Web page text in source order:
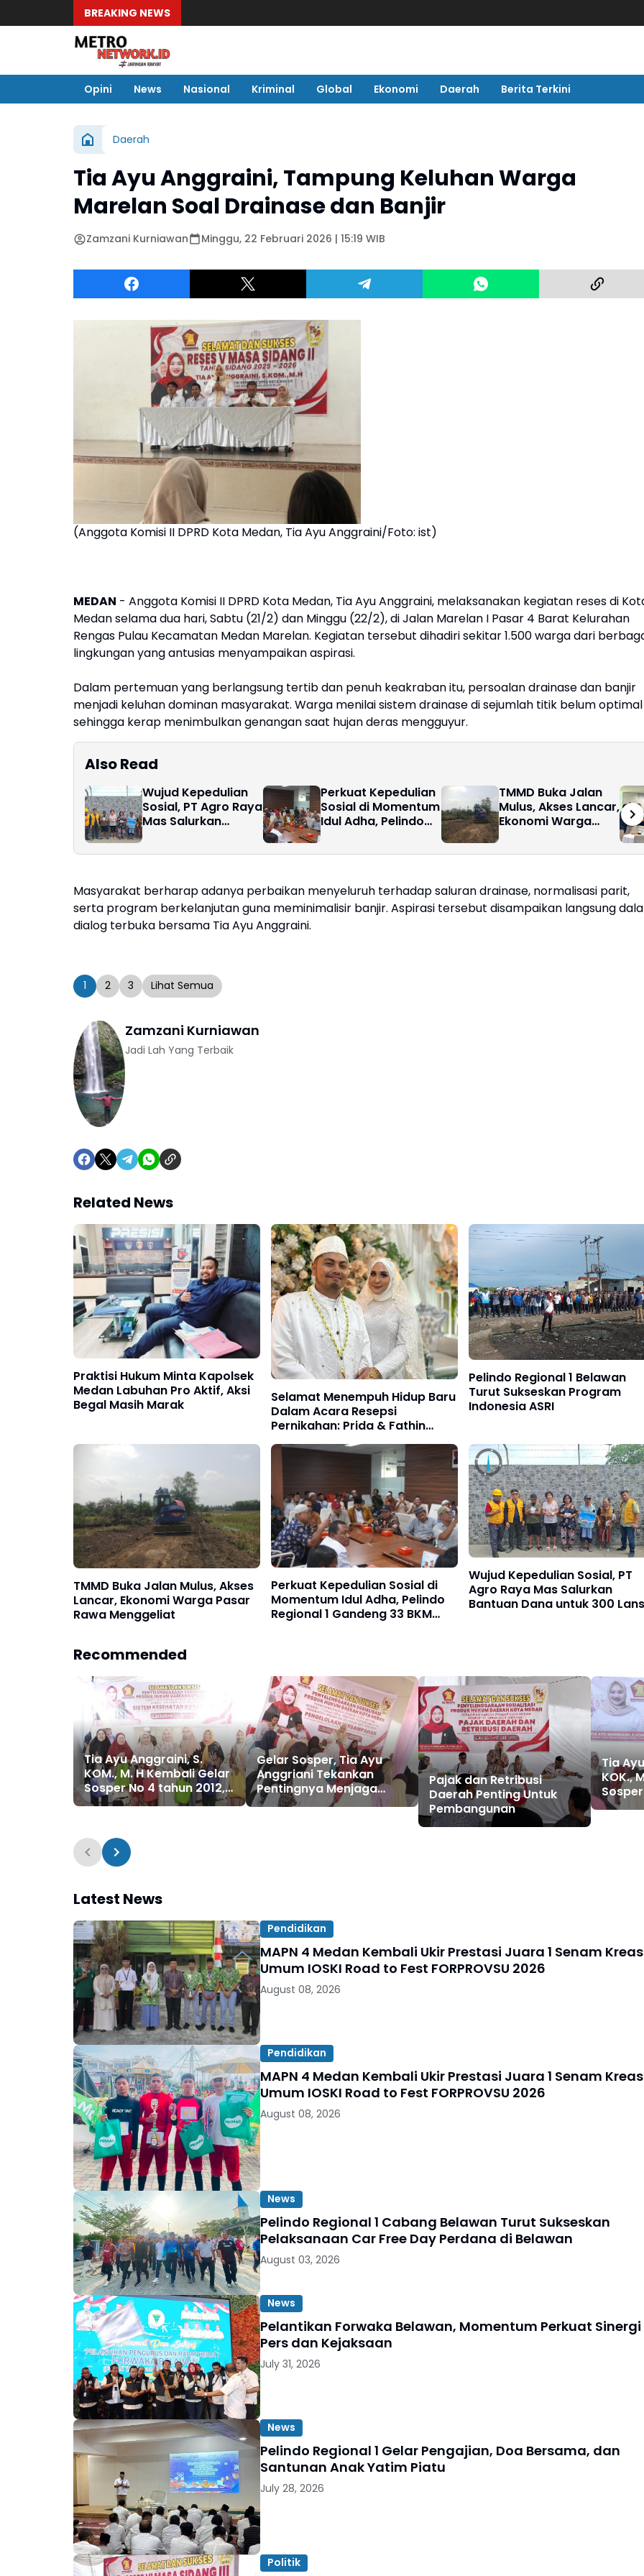
BREAKING NEWS
Opini News Nasional Kriminal Global Ekonomi Daerah Berita Terkini
Daerah
Tia Ayu Anggraini, Tampung Keluhan Warga
Marelan Soal Drainase dan Banjir
Zamzani Kurniawan Minggu, 22 Februari 2026 | 15:19 WIB
(Anggota Komisi II DPRD Kota Medan, Tia Ayu Anggraini/Foto: ist)
MEDAN - Anggota Komisi II DPRD Kota Medan, Tia Ayu Anggraini, melaksanakan kegiatan reses di
Medan selama dua hari, Sabtu (21/2) dan Minggu (22/2), di Jalan Marelan I Pasar 4 Barat Kelurahan
Rengas Pulau Kecamatan Medan Marelan. Kegiatan tersebut dihadiri sekitar 1.500 warga dari
lingkungan yang antusias menyampaikan aspirasi.
Dalam pertemuan yang berlangsung tertib dan penuh keakraban itu, persoalan drainase dan banjir
menjadi keluhan dominan masyarakat. Warga menilai sistem drainase di sejumlah titik belum optimal
sehingga kerap menimbulkan genangan saat hujan deras mengguyur.
Also Read
Wujud Kepedulian
Sosial, PT Agro Raya
Mas Salurkan
Perkuat Kepedulian
Sosial di Momentum
Idul Adha, Pelindo
Hewan Kurban
TMMD Buka Jalan
Mulus, Akses Lancar,
Ekonomi Warga
Masyarakat berharap adanya perbaikan menyeluruh terhadap saluran drainase, normalisasi parit,
serta program berkelanjutan guna meminimalisir banjir. Aspirasi tersebut disampaikan langsung
dialog terbuka bersama Tia Ayu Anggraini.
1 2 3 Lihat Semua
Zamzani Kurniawan
Jadi Lah Yang Terbaik
Related News
Praktisi Hukum Minta Kapolsek
Medan Labuhan Pro Aktif, Aksi
Begal Masih Marak
Selamat Menempuh Hidup Baru
Dalam Acara Resepsi
Pernikahan: Prida & Fathin
Berjalan Dengan Hikmah
Pelindo Regional 1 Belawan
Turut Sukseskan Program
Indonesia ASRI
TMMD Buka Jalan Mulus, Akses
Lancar, Ekonomi Warga Pasar
Rawa Menggeliat
Perkuat Kepedulian Sosial di
Momentum Idul Adha, Pelindo
Regional 1 Gandeng 33 BKM
Wujud Kepedulian Sosial, PT
Agro Raya Mas Salurkan
Bantuan Dana untuk 300
Recommended
Tia Ayu Anggraini, S.
KOM., M. H Kembali Gelar
Sosper No 4 tahun 2012,
tentang sistem
Gelar Sosper, Tia Ayu
Anggriani Tekankan
Pentingnya Menjaga
Kebersihan Lingkungan
Pajak dan Retribusi
Daerah Penting Untuk
Pembangunan
Tia
KOK.,
Latest News
Pendidikan
MAPN 4 Medan Kembali Ukir Prestasi Juara 1 Senam Kreasi
Umum IOSKI Road to Fest FORPROVSU 2026
August 08, 2026
Pendidikan
MAPN 4 Medan Kembali Ukir Prestasi Juara 1 Senam Kreasi
Umum IOSKI Road to Fest FORPROVSU 2026
August 08, 2026
News
Pelindo Regional 1 Cabang Belawan Turut Sukseskan
Pelaksanaan Car Free Day Perdana di Belawan
August 03, 2026
News
Pelantikan Forwaka Belawan, Momentum Perkuat Sinergi
Pers dan Kejaksaan
July 31, 2026
News
Pelindo Regional 1 Gelar Pengajian, Doa Bersama, dan
Santunan Anak Yatim Piatu
July 28, 2026
Politik